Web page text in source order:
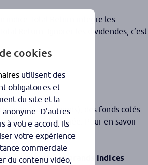
indice Total Return intègre les
Return. Ignorer les dividendes, c’est
ange-Traded Funds), des fonds cotés
instantanée. Pour en savoir
récent des grands indices
cookies
utilisent des
obligatoires et
du site et la
D'autres
à votre accord. Ils
votre expérience
commerciale
du contenu vidéo,